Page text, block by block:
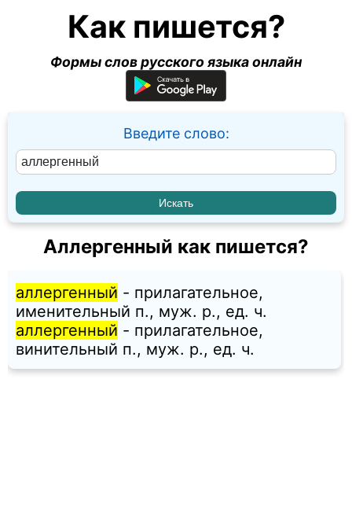
Как пишется?
Формы слов русского языка онлайн
Введите слово:
Аллергенный как пишется?
аллергенный - прилагательное,
именительный п., муж. p., ед. ч.
аллергенный - прилагательное,
винительный п., муж. p., ед. ч.